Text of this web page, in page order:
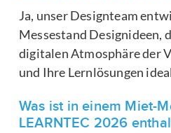
Ja, unser Designteam
Messestand Designideen,
digitalen Atmosphäre der
und Ihre Lernlösungen
Was ist in einem Miet-
LEARNTEC 2026